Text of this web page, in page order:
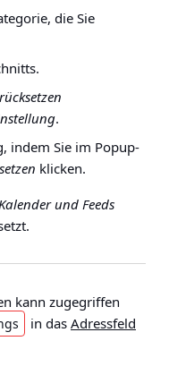
die Sie
.
indem Sie im Popup-
klicken.
und Feeds
kann zugegriffen
in das Adressfeld